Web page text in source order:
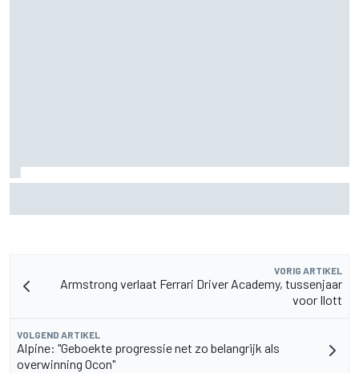
VORIG ARTIKEL
Armstrong verlaat Ferrari Driver Academy, tussenjaar
voor Ilott
VOLGEND ARTIKEL
Alpine: "Geboekte progressie net zo belangrijk als
overwinning Ocon"